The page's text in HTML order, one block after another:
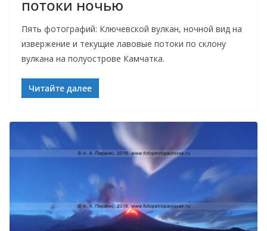
потоки ночью
Пять фотографий: Ключевской вулкан, ночной вид на
извержение и текущие лавовые потоки по склону
вулкана на полуострове Камчатка.
Читайте далее